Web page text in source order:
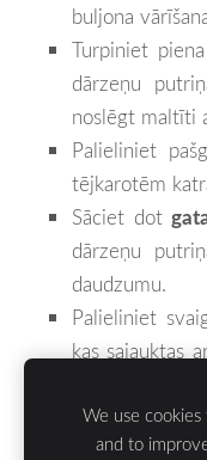
buljona
Turpiniet
dārzeņu
noslēgt maltīti
Palieliniet
tējkarotēm
Sāciet dot
dārzeņu
daudzumu.
Palieliniet
kas sajauktas
We use
and to